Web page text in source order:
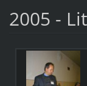
2005 -